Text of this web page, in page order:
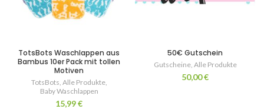
TotsBots Waschlappen aus
Bambus 10er Pack mit tollen
Motiven
TotsBots, Alle Produkte,
Baby Waschlappen
15,99€
50€ Gutschein
Gutscheine, Alle Produkte
50,00€